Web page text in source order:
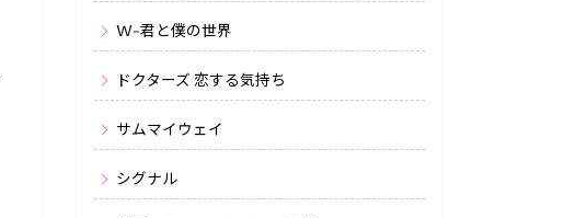
W-君と僕の世界
ドクターズ 恋する気持ち
サムマイウェイ
シグナル